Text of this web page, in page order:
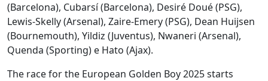
(Barcelona), Cubarsí (Barcelona), Desiré Doué (PSG),
Lewis-Skelly (Arsenal), Zaire-Emery (PSG), Dean Huijsen
(Bournemouth), Yildiz (Juventus), Nwaneri (Arsenal),
Quenda (Sporting) e Hato (Ajax).
The race for the European Golden Boy 2025 starts